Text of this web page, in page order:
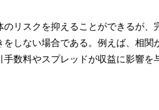
リスクを抑えることができるが、
しない場合である。例えば、相関
数料やスプレッドが収益に影響を